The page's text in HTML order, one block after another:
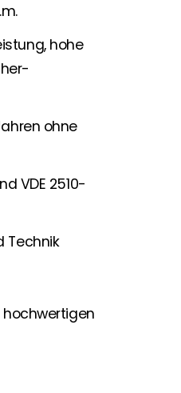
hohe
ohne
VDE 2510-
Technik